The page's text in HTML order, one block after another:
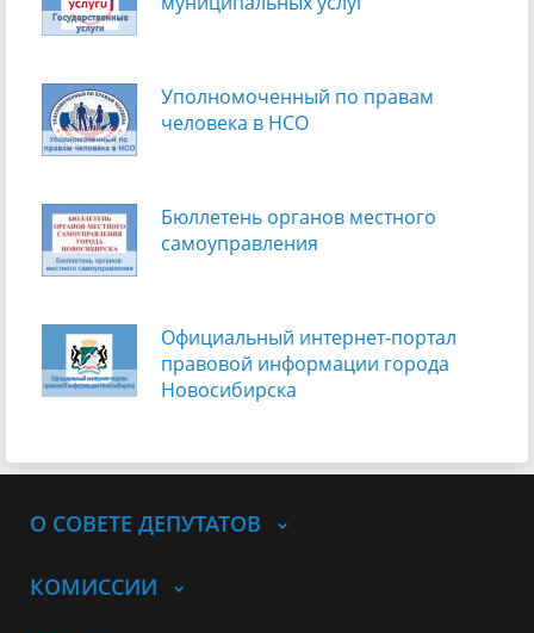
Уполномоченный по правам
человека в НСО
Бюллетень органов местного
самоуправления
Официальный интернет-портал
правовой информации города
Новосибирска
О СОВЕТЕ ДЕПУТАТОВ
КОМИССИИ